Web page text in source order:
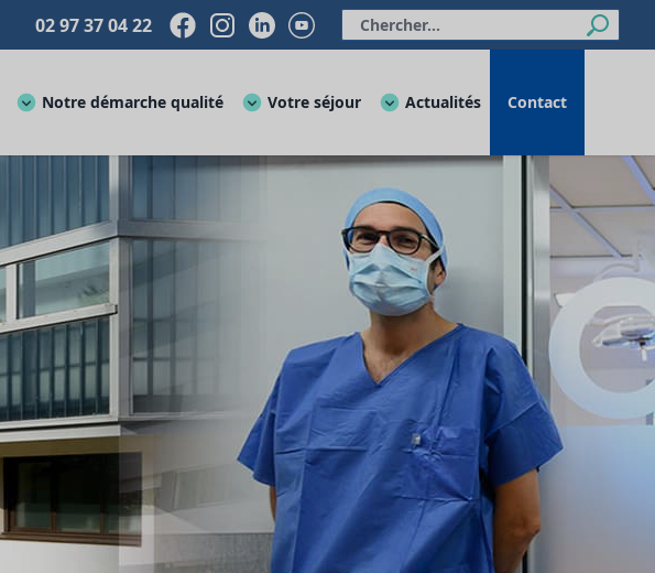
02 97 37 04 22
Notre démarche qualité Votre séjour Actualités Contact